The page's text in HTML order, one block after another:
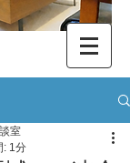
室
: 1分